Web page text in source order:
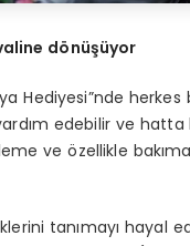
dönüşüyor
Hediyesi”nde
edebilir ve
ve özellikle
tanımayı hayal